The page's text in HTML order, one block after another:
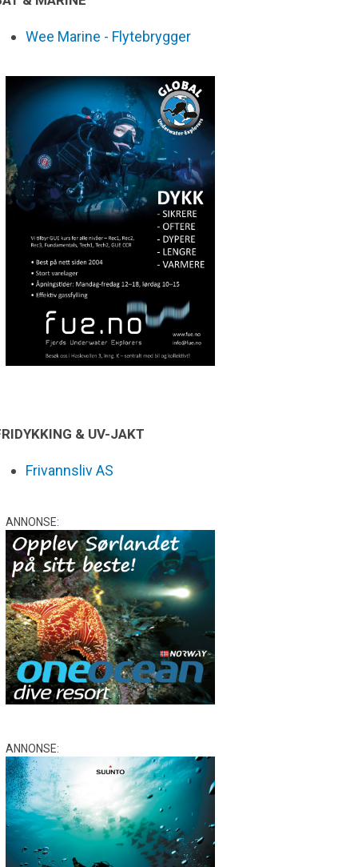
Wee Marine - Flytebrygger
& UV-JAKT
Frivannsliv AS
ANNONSE:
ANNONSE: